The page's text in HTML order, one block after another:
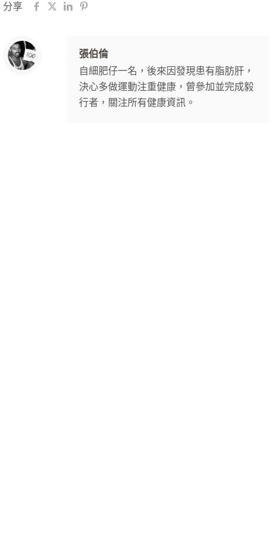
分享
張伯倫
自細肥仔一名，後來因發現患有脂肪肝，
決心多做運動注重健康，曾參加並完成毅
行者，關注所有健康資訊。